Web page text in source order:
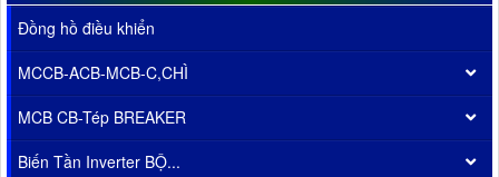
Đồng hồ điều khiển
MCCB-ACB-MCB-C,CHÌ
MCB CB-Tép BREAKER
Biến Tần Inverter BỘ...